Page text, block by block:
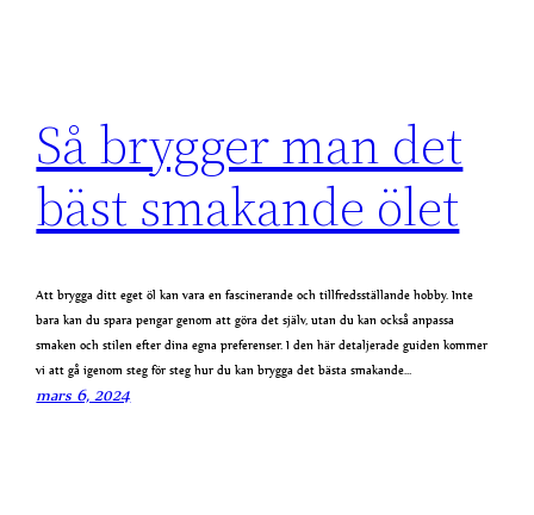
Så brygger man det
bäst smakande ölet
Att brygga ditt eget öl kan vara en fascinerande och tillfredsställande hobby. Inte
bara kan du spara pengar genom att göra det själv, utan du kan också anpassa
smaken och stilen efter dina egna preferenser. I den här detaljerade guiden kommer
vi att gå igenom steg för steg hur du kan brygga det bästa smakande…
mars 6, 2024